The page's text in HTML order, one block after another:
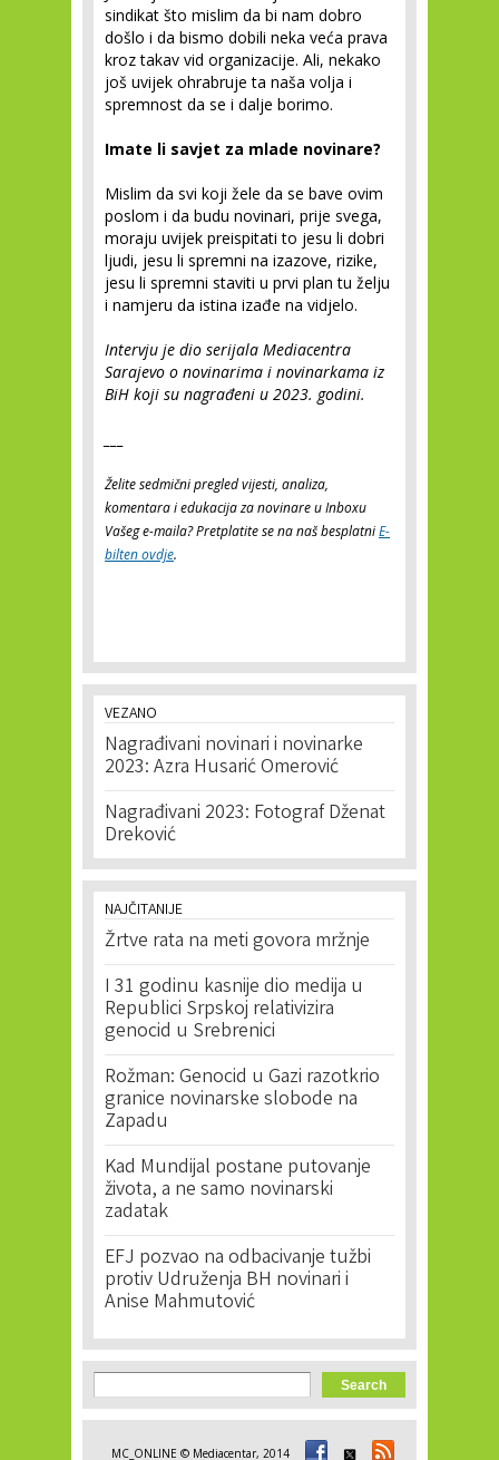
sindikat što mislim da bi nam dobro
došlo i da bismo dobili neka veća prava
kroz takav vid organizacije. Ali, nekako
još uvijek ohrabruje ta naša volja i
spremnost da se i dalje borimo.
Imate li savjet za mlade novinare?
Mislim da svi koji žele da se bave ovim
poslom i da budu novinari, prije svega,
moraju uvijek preispitati to jesu li dobri
ljudi, jesu li spremni na izazove, rizike,
jesu li spremni staviti u prvi plan tu želju
i namjeru da istina izađe na vidjelo.
Intervju je dio serijala Mediacentra
Sarajevo o novinarima i novinarkama iz
BiH koji su nagrađeni u 2023. godini.
Želite sedmični pregled vijesti, analiza,
komentara i edukacija za novinare u Inboxu
Vašeg e-maila? Pretplatite se na naš besplatniE-
bilten ovdje.
VEZANO
Nagrađivani novinari i novinarke
2023: Azra Husarić Omerović
Nagrađivani 2023: Fotograf Dženat
Dreković
NAJČITANIJE
Žrtve rata na meti govora mržnje
I 31 godinu kasnije dio medija u
Republici Srpskoj relativizira
genocid u Srebrenici
Rožman: Genocid u Gazi razotkrio
granice novinarske slobode na
Zapadu
Kad Mundijal postane putovanje
života, a ne samo novinarski
zadatak
EFJ pozvao na odbacivanje tužbi
protiv Udruženja BH novinari i
Anise Mahmutović
Search form
Search
MC_ONLINE © Mediacentar, 2014